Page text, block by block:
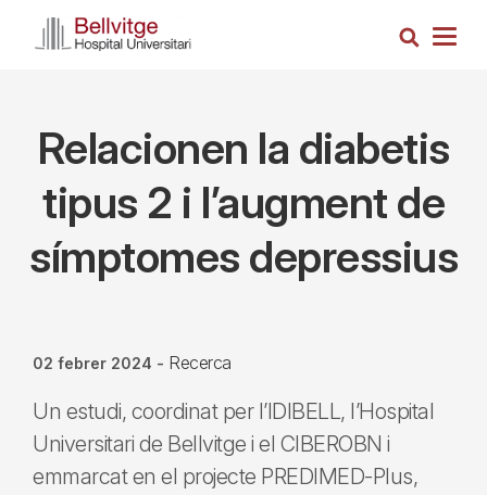
Cerca
Relacionen la diabetis
tipus 2 i l’augment de
símptomes depressius
02 febrer 2024 - Recerca
Un estudi, coordinat per l’IDIBELL, l’Hospital
Universitari de Bellvitge i el CIBEROBN i
emmarcat en el projecte PREDIMED-Plus,